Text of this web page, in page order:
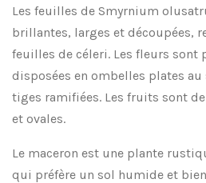
Les feuilles de Smyrnium
brillantes, larges et découpées,
feuilles de céleri. Les fleurs sont
disposées en ombelles plates
tiges ramifiées. Les fruits sont
et ovales.
Le maceron est une plante
qui préfère un sol humide et